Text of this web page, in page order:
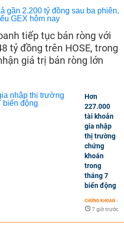
tiếp tục bán ròng với
tỷ đồng trên HOSE, trong
giá trị bán ròng lớn
Hơn
227.000
tài khoản
gia nhập
thị trường
chứng
khoán
trong
tháng 7
biến động
CHỨNG KHOÁN -
7 giờ trước